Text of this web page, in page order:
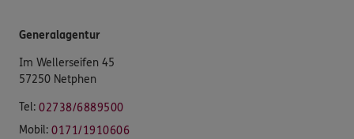
Generalagentur
Im Wellerseifen 45
57250 Netphen
Tel: 02738/6889500
Mobil: 0171/1910606